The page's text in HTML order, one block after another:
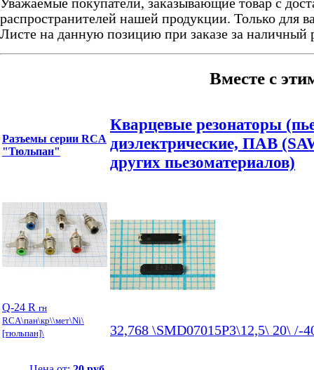
Уважаемые покупатели, заказывающие товар с
распространителей нашей продукции. Только для
Листе на данную позицию при заказе за
Вместе с
Разъемы серии RCA
"Тюльпан"
Q-24 R гн
RCA\пан\кр\\мет\Ni\
[тюльпан]\
Кварцевые резонаторы
диэлектрические, ПАВ
других пьезоматериалов)
32,768 \SMD07015P3\12,5\ 20\ /-